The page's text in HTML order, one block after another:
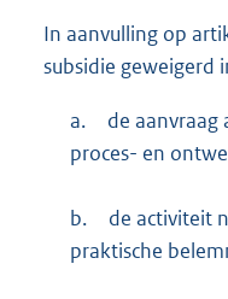
In aanvulling op
subsidie geweigerd
a.
de
proces- en
b.
de activiteit
praktische